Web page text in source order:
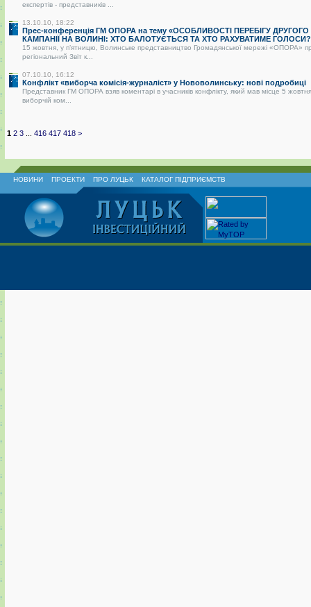
експертів - представників ...
13.10.10, 18:22
Прес-конференція ГМ ОПОРА на тему «ОСОБЛИВОСТІ ПЕРЕБІГУ
КАМПАНІЇ НА ВОЛИНІ: ХТО БАЛОТУЄТЬСЯ ТА ХТО РАХУВАТИМЕ
15 жовтня, у п’ятницю, Волинське представництво Громадянської мережі «ОПОРА»
регіональний Звіт к...
07.10.10, 16:12
Конфлікт «виборча комісія-журналіст» у Нововолинську: нові подробиці
Представник ГМ ОПОРА взяв коментарі в учасників конфлікту, який мав місце 5 жовтня
виборчій ком...
1 2 3 416 417 418 >
НОВИНИ ПРОЕКТИ ПРО ЛУЦЬК КАТАЛОГ ПІДПРИЄМСТВ